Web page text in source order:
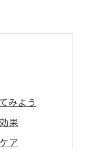
みよう
果
ア